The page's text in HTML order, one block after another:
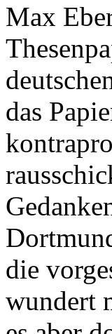
Max
das
die
wundert